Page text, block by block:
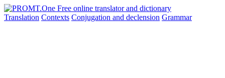
Translation Contexts Conjugation and declension Grammar